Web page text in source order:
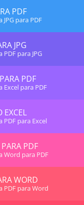
PDF
JPG para PDF
JPG
PDF para JPG
PDF
Excel para PDF
EXCEL
PDF para Excel
PDF
Word para PDF
WORD
PDF para Word